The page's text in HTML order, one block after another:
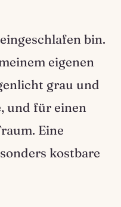
bin.
eigenen
grau und
und für einen
Eine
kostbare